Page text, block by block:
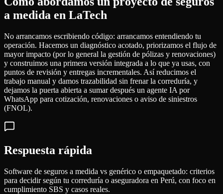
a medida en LaTech
No arrancamos escribiendo código: arrancamos entendiendo tu
operación. Hacemos un diagnóstico acotado, priorizamos el flujo de
mayor impacto (por lo general la gestión de pólizas y renovaciones)
y construimos una primera versión integrada a lo que ya usas, con
puntos de revisión y entregas incrementales. Así reducimos el
trabajo manual y damos trazabilidad sin frenar la correduría, y
dejamos la puerta abierta a sumar después un agente IA por
WhatsApp para cotización, renovaciones o aviso de siniestros
(FNOL).
Respuesta rápida
Software de seguros a medida vs genérico o empaquetado: criterios
para decidir según tu correduría o aseguradora en Perú, con foco en
cumplimiento SBS y casos reales.